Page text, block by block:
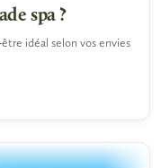
spa ?
idéal selon vos envies